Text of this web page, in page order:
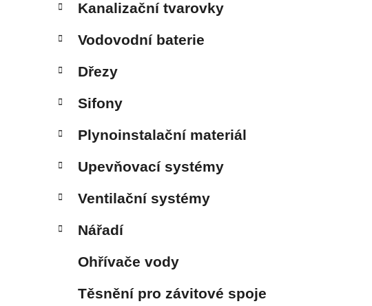
Kanalizační tvarovky
Vodovodní baterie
Dřezy
Sifony
Plynoinstalační materiál
Upevňovací systémy
Ventilační systémy
Nářadí
Ohřívače vody
Těsnění pro závitové spoje